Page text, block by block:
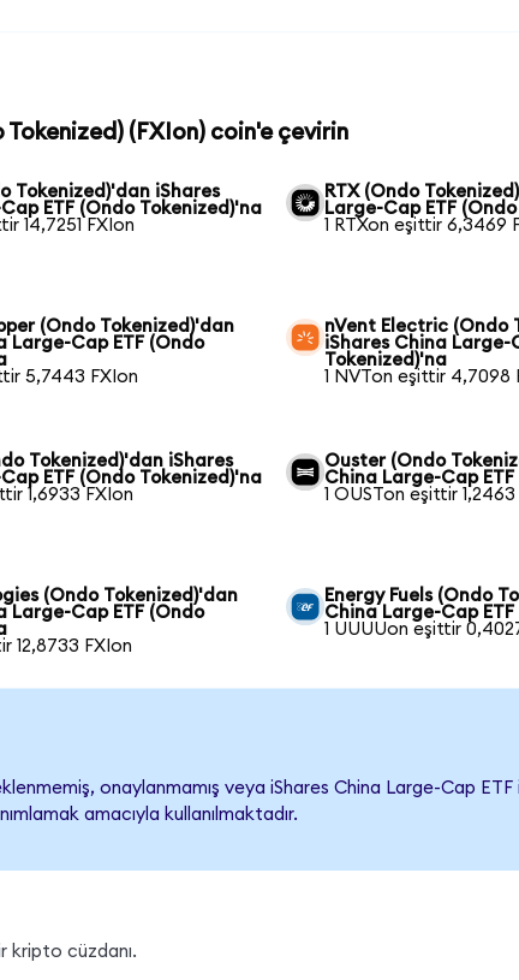
(FXIon) coin'e çevirin
Tokenized)'dan iShares
ETF (Ondo Tokenized)'na
14,7251 FXIon
RTX (Ondo
Large-Cap ETF
1 RTXon eşittir 6,3469
(Ondo Tokenized)'dan
Large-Cap ETF (Ondo
5,7443 FXIon
nVent Electric (Ondo
iShares China Large-
Tokenized)'na
1 NVTon eşittir 4,7098
Tokenized)'dan iShares
ETF (Ondo Tokenized)'na
1,6933 FXIon
Ouster (Ondo
China Large-Cap
1 OUSTon eşittir 1,2463
(Ondo Tokenized)'dan
Large-Cap ETF (Ondo
12,8733 FXIon
Energy Fuels (Ondo
China Large-Cap
1 UUUUon eşittir
onaylanmamış veya iShares China Large-Cap ETF
amacıyla kullanılmaktadır.
kripto cüzdanı.